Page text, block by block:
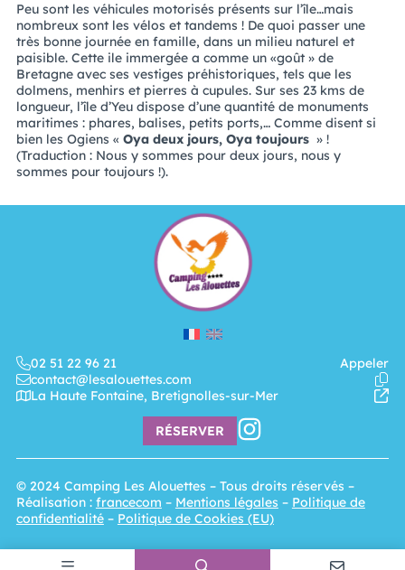
Peu sont les véhicules motorisés présents sur l’île…mais
nombreux sont les vélos et tandems ! De quoi passer une
très bonne journée en famille, dans un milieu naturel et
paisible. Cette ile immergée a comme un «goût » de
Bretagne avec ses vestiges préhistoriques, tels que les
dolmens, menhirs et pierres à cupules. Sur ses 23 kms de
longueur, l’île d’Yeu dispose d’une quantité de monuments
maritimes : phares, balises, petits ports,… Comme disent si
bien les Ogiens « Oya deux jours, Oya toujours » !
(Traduction : Nous y sommes pour deux jours, nous y
sommes pour toujours !).
02 51 22 96 21
Appeler
contact@lesalouettes.com
La Haute Fontaine, Bretignolles-sur-Mer
RÉSERVER
© 2024 Camping Les Alouettes – Tous droits réservés –
Réalisation : francecom – Mentions légales – Politique de
confidentialité– Politique de Cookies (EU)